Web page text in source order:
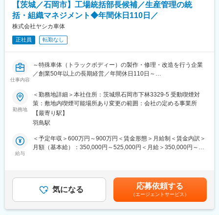
変更の範囲：会社の定める業務
■扱う製品
複合サイクル発電プラント、発電所で使われるガスタービン・蒸
気タービンです。
・コンバインドサイクル発電プラント（ガスタービン・蒸気ター
ビン）
温排水、CO2の排出が少なく環境にやさしく、燃料代も少ないの
が特徴です。
火力発電のガスタービンにおいては国内でもトップクラスの実績
を持ち三菱重工で製作されるガスタービンの入口温度は1,600°C
を超えるガスタービンがあります。世界最高レベルの技術力とな
ります。
大手電力メーカーや発電所、大型製造プラントなどにも導入が叶
っており、社会を支えている実感を得られます
残業が０hの月もございます。1年間平均すると月20～40ｈ程の残
業時間です。
春と秋には定検工事の出張が発生する可能性があり、春と秋それ
【茨城／石岡市】工場統括部長候補／生産管理の統
括・組織マネジメント◆年間休日110日／
株式会社ヤシカ車体
正社員 転勤なし
仕事内容
～特殊車体（トラックボディー）の製作・修理・改造を行う企業
／創業50年以上の長期経営／年間休日110日～
■職務内容：
トラックボディーの修理・改造部門の工場統括部長候補として、
営業と製造の各現場をつなぎ、全体を俯瞰し生産管理の統括や製
造プロセスの最適化、組織マネジメント全般をご担当いただきま
す。
■具体的な業務内容：
・5拠点（総勢50～60名）管轄のサービス事業部にて車両入庫か
・短納期案件に対する柔軟な工程コントロール
・工場長や各製造班長への的確な指示出し
・工場長や現場スタッフと連携した部門統括
勤務地
＜勤務地詳細＞本社住所：茨城県石岡市下林3329-5 受動喫煙対
策：敷地内喫煙可能場所あり変更の範囲：会社の定める事業所
【最寄り駅】
羽鳥駅
給与
＜予定年収＞600万円～900万円＜賃金形態＞月給制＜賃金内訳＞
月額（基本給）：350,000円～525,000円＜月給＞350,000円～
(月額)は固定手当を含めた表記です。
気になる 応募依頼する
（エージェントサービス）